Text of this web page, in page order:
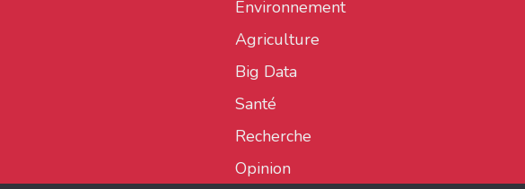
Environnement
Agriculture
Big Data
Santé
Recherche
Opinion